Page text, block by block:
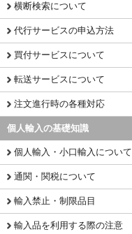
横断検索について
代行サービスの申込方法
買付サービスについて
転送サービスについて
注文進行時の各種対応
個人輸入の基礎知識
個人輸入・小口輸入について
通関・関税について
輸入禁止・制限品目
輸入品を利用する際の注意